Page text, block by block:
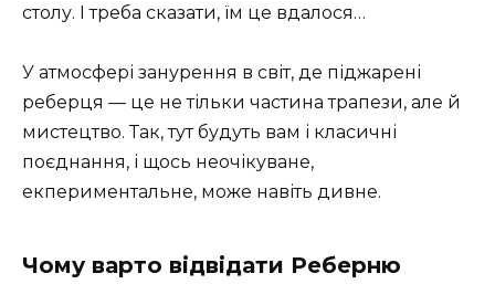
столу. І треба сказати, їм це вдалося…
У атмосфері занурення в світ, де піджарені
реберця — це не тільки частина трапези, але й
мистецтво. Так, тут будуть вам і класичні
поєднання, і щось неочікуване,
екпериментальне, може навіть дивне.
Чому варто відвідати Реберню